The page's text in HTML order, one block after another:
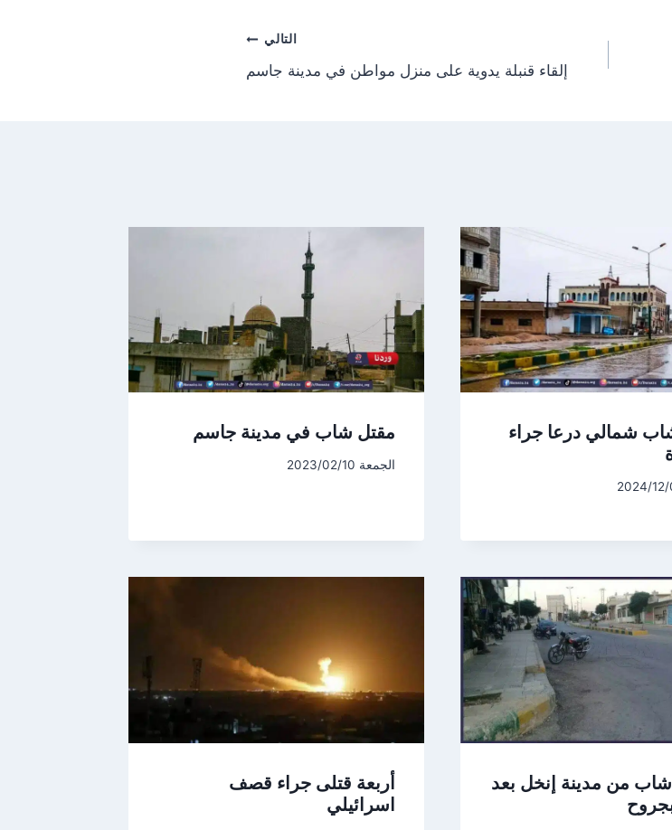
التالي
إلقاء قنبلة يدوية على منزل مواطن في مدينة جاسم
شمالي درعا جراء
مقتل شاب في مدينة جاسم
الجمعة 2023/02/10
شاب من مدينة إنخل بعد
أربعة قتلى جراء قصف
اسرائيلي